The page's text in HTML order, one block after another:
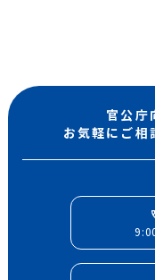
官公庁
お気軽にご相